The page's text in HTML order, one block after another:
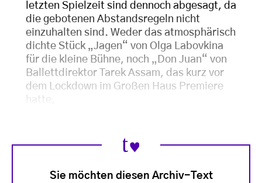
letzten Spielzeit sind dennoch abgesagt, da
die gebotenen Abstandsregeln nicht
einzuhalten sind. Weder das atmosphärisch
dichte Stück „Jagen“ von Olga Labovkina
für die kleine Bühne, noch „Don Juan“ von
Ballettdirektor Tarek Assam, das kurz vor
dem Lockdown im Großen Haus Premiere
hatte,
Sie möchten diesen Archiv-Text